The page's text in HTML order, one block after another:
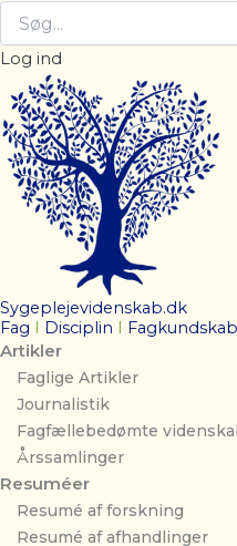
Log ind
Sygeplejevidenskab.dk
Fag
Disciplin Fagkundskab
Artikler
Faglige Artikler
Journalistik
Fagfællebedømte
Årssamlinger
Resuméer
Resumé af forskning
Resumé af afhandlinger